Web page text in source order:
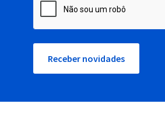
Receber novidades